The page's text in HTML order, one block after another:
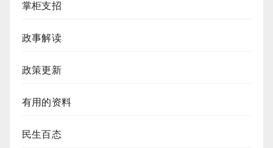
掌柜支招
政事解读
政策更新
有用的资料
民生百态